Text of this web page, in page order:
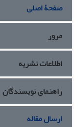
صفحۀ اصلی
مرور
اطلاعات نشریه
راهنمای نویسندگان
ارسال مقاله